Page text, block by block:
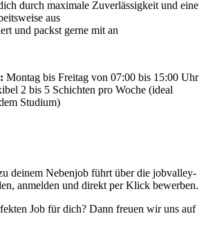
durch maximale Zuverlässigkeit und eine
aus
und packst gerne mit an
Montag bis Freitag von 07:00 bis 15:00 Uhr
2 bis 5 Schichten pro Woche (ideal
Studium)
deinem Nebenjob führt über die jobvalley-
anmelden und direkt per Klick bewerben.
Job für dich? Dann freuen wir uns auf